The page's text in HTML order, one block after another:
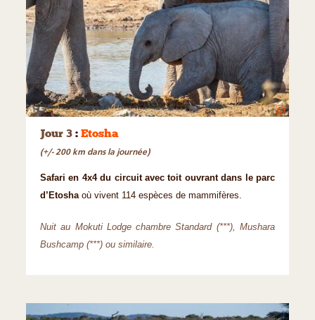
©
Jour 3 : Etosha
(+/- 200 km dans la journée)
Safari en 4x4 du circuit avec toit ouvrant dans le parc
d’Etoshaoù vivent 114 espèces de mammifères.
Nuit au Mokuti Lodge chambre Standard (***), Mushara
Bushcamp (***) ou similaire.